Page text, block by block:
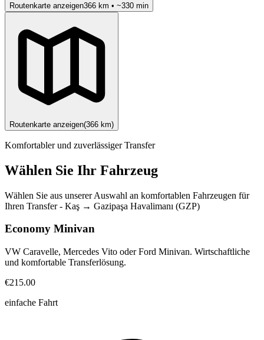
Routenkarte anzeigen366 km • ~330 min
Routenkarte anzeigen(366 km)
Komfortabler und zuverlässiger Transfer
Wählen Sie Ihr Fahrzeug
Wählen Sie aus unserer Auswahl an komfortablen Fahrzeugen für
Ihren Transfer- Kaş → Gazipaşa Havalimanı (GZP)
Economy Minivan
VW Caravelle, Mercedes Vito oder Ford Minivan. Wirtschaftliche
und komfortable Transferlösung.
€215.00
einfache Fahrt